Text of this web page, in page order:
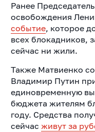
Ранее
освобождения
событие, которое
всех блокадников,
сейчас ни жили.
Также Матвиенко
Владимир Путин
единовременную
бюджета жителям
году. Средства
сейчас живут за